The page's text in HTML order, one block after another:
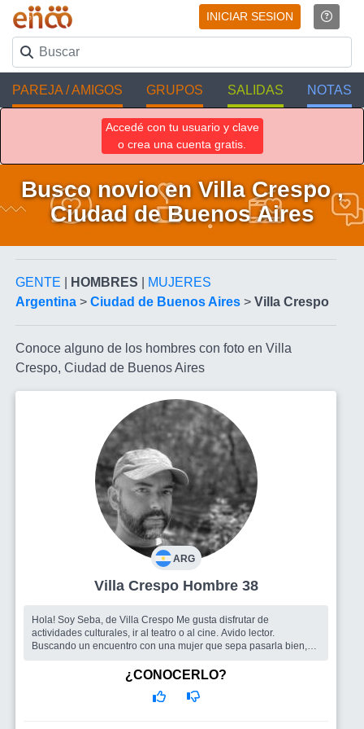
INICIAR SESION
PAREJA / AMIGOS GRUPOS SALIDAS NOTAS
Accedé con tu usuario y clave
o crea una cuenta gratis.
Busco novio en Villa Crespo ,
Ciudad de Buenos Aires
GENTE HOMBRES
MUJERES
Argentina > Ciudad de Buenos Aires > Villa Crespo
Conoce alguno de los hombres con foto en Villa
Crespo, Ciudad de Buenos Aires
ARG
Villa Crespo Hombre 38
Hola! Soy Seba, de Villa Crespo Me gusta disfrutar de
actividades culturales, ir al teatro o al cine. Avido lector.
Buscando un encuentro con una mujer que sepa pasarla bien,
¿CONOCERLO?